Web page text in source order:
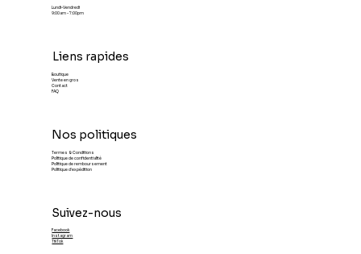
Lundi-Vendredi
9:00am - 7:00pm
Liens rapides
Boutique
Vente en gros
Contact
FAQ
Nos politiques
Termes & Conditions
Politique de confidentialité
Politique de remboursement
Politique d'expédition
Suivez-nous
Facebook
Instagram
TikTok